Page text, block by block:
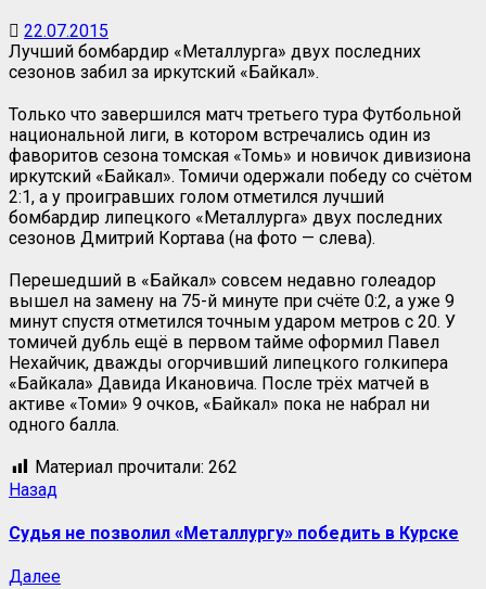
22.07.2015
Лучший бомбардир «Металлурга» двух последних
сезонов забил за иркутский «Байкал».
Только что завершился матч третьего тура Футбольной
национальной лиги, в котором встречались один из
фаворитов сезона томская «Томь» и новичок дивизиона
иркутский «Байкал». Томичи одержали победу со счётом
2:1, а у проигравших голом отметился лучший
бомбардир липецкого «Металлурга» двух последних
сезонов Дмитрий Кортава (на фото — слева).
Перешедший в «Байкал» совсем недавно голеадор
вышел на замену на 75-й минуте при счёте 0:2, а уже 9
минут спустя отметился точным ударом метров с 20. У
томичей дубль ещё в первом тайме оформил Павел
Нехайчик, дважды огорчивший липецкого голкипера
«Байкала» Давида Икановича. После трёх матчей в
активе «Томи» 9 очков, «Байкал» пока не набрал ни
одного балла.
Материал прочитали: 262
Навигация
записи
Назад
Судья не позволил «Металлургу» победить в Курске
ДалееСледующая